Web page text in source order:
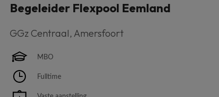
Begeleider Flexpool Eemland
GGz Centraal, Amersfoort
MBO
Fulltime